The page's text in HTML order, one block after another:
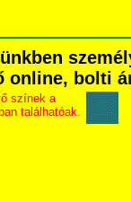
online, bolti
színek a
találhatóak.